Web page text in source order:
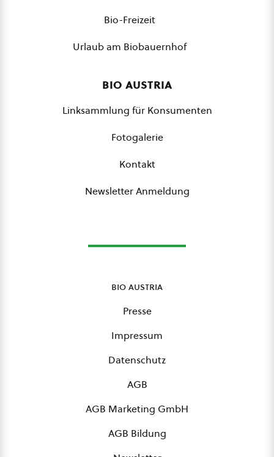
Bio-Freizeit
Urlaub am Biobauernhof
bio austria
Linksammlung für Konsumenten
Fotogalerie
Kontakt
Newsletter Anmeldung
bio austria
Presse
Impressum
Datenschutz
AGB
AGB Marketing GmbH
AGB Bildung